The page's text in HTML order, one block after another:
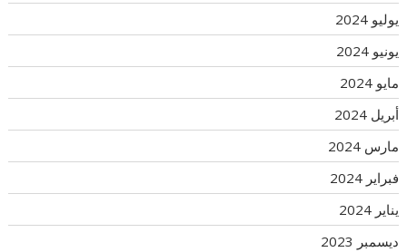
يوليو 2024
يونيو 2024
مايو 2024
أبريل 2024
مارس 2024
فبراير 2024
يناير 2024
ديسمبر 2023